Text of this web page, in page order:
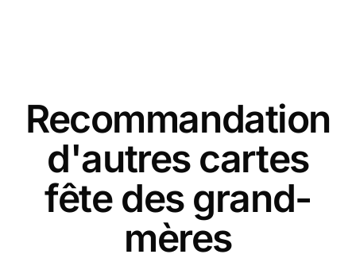
Recommandation
d'autres cartes
fête des grand-
mères